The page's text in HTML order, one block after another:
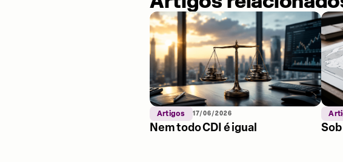
Artigos 17/06/2026
Nem todo CDI é igual